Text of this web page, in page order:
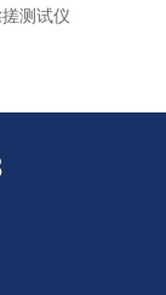
测试仪